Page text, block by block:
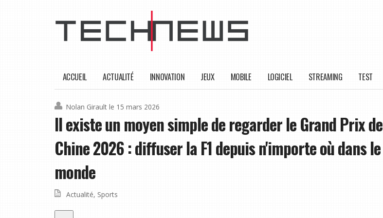
ACCUEIL ACTUALITÉ INNOVATION JEUX MOBILE LOGICIEL STREAMING TEST
Nolan Girault le 15 mars 2026
Il existe un moyen simple de regarder le Grand Prix de
Chine 2026 : diffuser la F1 depuis n'importe où dans le
monde
Actualité, Sports